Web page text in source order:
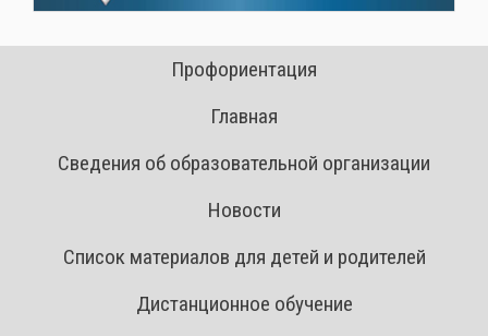
Профориентация
Главная
Сведения об образовательной организации
Новости
Список материалов для детей и родителей
Дистанционное обучение